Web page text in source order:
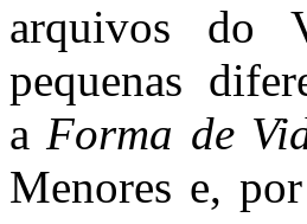
arquivos do
pequenas
aForma de
Menores e,